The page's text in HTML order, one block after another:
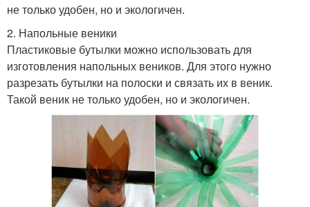
не только удобен, но и экологичен.
2. Напольные веники
Пластиковые бутылки можно использовать для
изготовления напольных веников. Для этого нужно
разрезать бутылки на полоски и связать их в веник.
Такой веник не только удобен, но и экологичен.